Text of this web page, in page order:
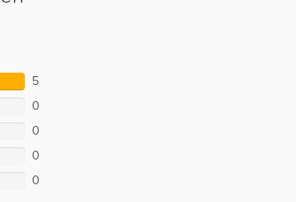
5
0
0
0
0